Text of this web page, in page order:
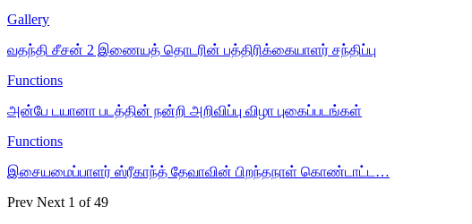
Gallery
வதந்தி சீசன் 2 இணையத் தொடரின் பத்திரிக்கையாளர் சந்திப்பு
Functions
அன்பே டயானா படத்தின் நன்றி அறிவிப்பு விழா புகைப்படங்கள்
Functions
இசையமைப்பாளர் ஸ்ரீகாந்த் தேவாவின் பிறந்தநாள் கொண்டாட்ட…
Prev Next 1 of 49